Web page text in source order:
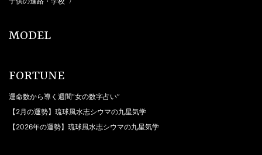
MODEL
FORTUNE
運命数から導く週間“女の数字占い”
【2月の運勢】琉球風水志シウマの九星気学
【2026年の運勢】琉球風水志シウマの九星気学